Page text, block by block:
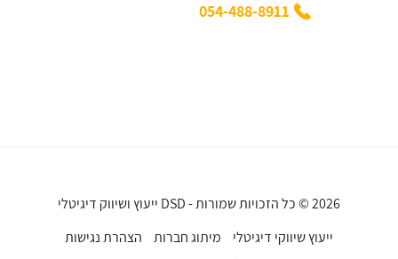
054-488-8911
2026 © כל הזכויות שמורות - DSD ייעוץ ושיווק דיגיטלי
ייעוץ שיווקי דיגיטלי
מיתוג חברות
הצהרת נגישות